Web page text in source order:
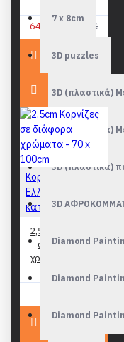
7 x 8cm
3D puzzles
3D (πλαστικά)
3D (πλαστικά)
3D (πλαστικά)
3D
Diamond
Diamond
Diamond
64,90€
69,90€
Κορνίζες
Ελληνικής
κατασκευής
2,5cm Κορνίζες
σε διάφορα
χρώματα - 70 x
100cm